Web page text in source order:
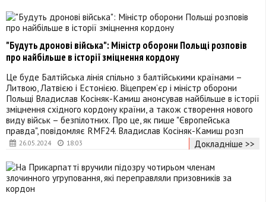
26.05.2024 18:03
"Будуть дронові війська": Міністр оборони Польщі розповів
про найбільше в історії зміцнення кордону
Це буде Балтійська лінія спільно з балтійськими країнами –
Литвою, Латвією і Естонією. Віцепрем’єр і міністр оборони
Польщі Владислав Косіняк-Камиш анонсував найбільше в історії
зміцнення східного кордону країни, а також створення нового
виду військ – безпілотних. Про це, як пише "Європейська
правда", повідомляє RMF24. Владислав Косіняк-Камиш розп
Докладніше >>